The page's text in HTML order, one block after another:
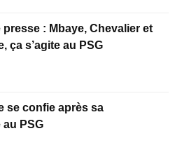
presse : Mbaye, Chevalier et
ça s’agite au PSG
se confie après sa
PSG